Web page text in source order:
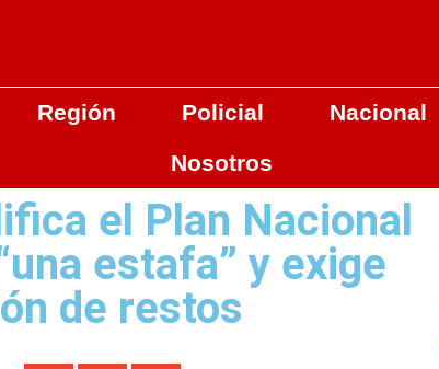
Región Policial Nacional
Nosotros
el Plan Nacional
estafa” y exige
de restos